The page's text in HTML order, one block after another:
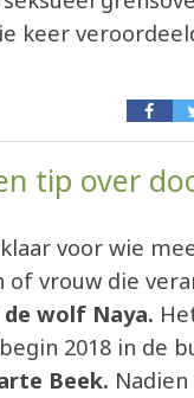
keer
tip over
klaar voor wie
of vrouw die
de wolf Naya.
2018 in de
Beek.